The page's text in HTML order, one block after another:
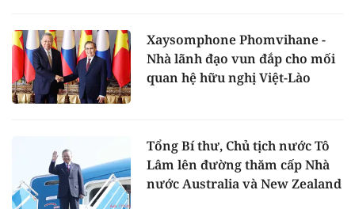
Xaysomphone Phomvihane -
Nhà lãnh đạo vun đắp cho mối
quan hệ hữu nghị Việt-Lào
Tổng Bí thư, Chủ tịch nước Tô
Lâm lên đường thăm cấp Nhà
nước Australia và New Zealand